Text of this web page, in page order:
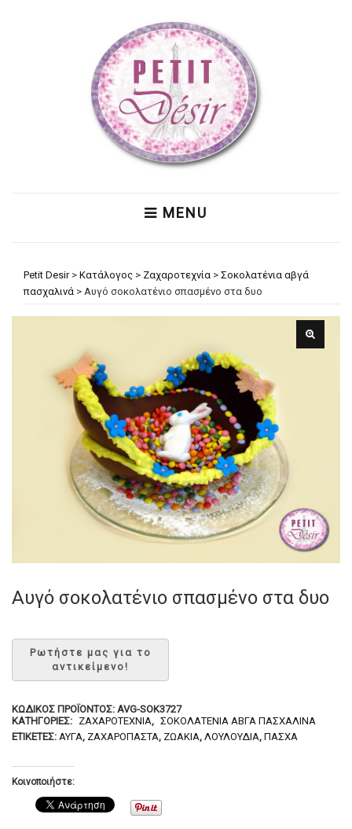
MENU
Petit Desir> Κατάλογος > Ζαχαροτεχνία > Σοκολατένια αβγά
πασχαλινά > Αυγό σοκολατένιο σπασμένο στα δυο
Αυγό σοκολατένιο σπασμένο στα δυο
ΚΩΔΙΚΌΣ ΠΡΟΪΌΝΤΟΣ: AVG-SOK3727
ΚΑΤΗΓΟΡΊΕΣ: ΖΑΧΑΡΟΤΕΧΝΊΑ, ΣΟΚΟΛΑΤΈΝΙΑ ΑΒΓΆ ΠΑΣΧΑΛΙΝΆ
ΕΤΙΚΈΤΕΣ: ΑΥΓΆ, ΖΑΧΑΡΌΠΑΣΤΑ, ΖΩΆΚΙΑ, ΛΟΥΛΟΎΔΙΑ, ΠΆΣΧΑ
Κοινοποιήστε: